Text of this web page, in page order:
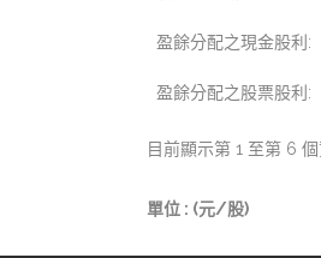
盈餘分配之現金股利:
盈餘分配之股票股利:
目前顯示第 1 至第 6
單位 : (元/股)